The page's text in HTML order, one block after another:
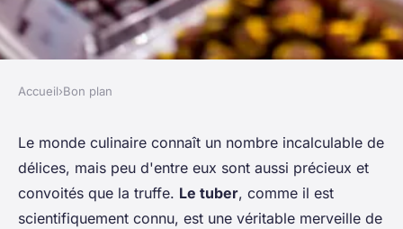
BON PLAN
Comment profiter de la saison
des truffes en Italie à petit
prix?
Accueil›Bon plan
Le monde culinaire connaît un nombre incalculable de
délices, mais peu d'entre eux sont aussi précieux et
convoités que la truffe. Le tuber, comme il est
scientifiquement connu, est une véritable merveille de